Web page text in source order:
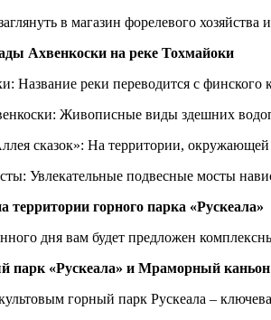
в магазин форелевого
Ахвенкоски на реке Тохмайоки
Название реки переводится с финского
Живописные виды здешних
сказок»: На территории,
Увлекательные подвесные мосты
территории горного парка «Рускеала»
дня вам будет предложен
парк «Рускеала» и Мраморный каньон
горный парк Рускеала –